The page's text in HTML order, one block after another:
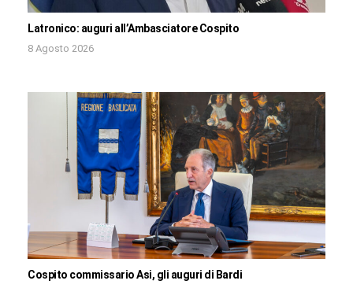
Latronico: auguri all’Ambasciatore Cospito
8 Agosto 2026
Cospito commissario Asi, gli auguri di Bardi